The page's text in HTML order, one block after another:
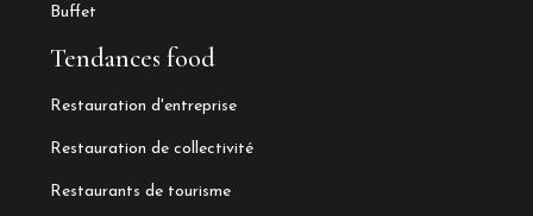
Buffet
Tendances food
Restauration d'entreprise
Restauration de collectivité
Restaurants de tourisme